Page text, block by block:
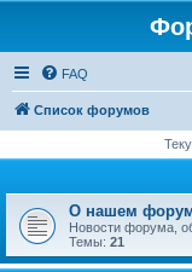
FAQ
Список форумов
О нашем
Новости форума,
Темы: 21